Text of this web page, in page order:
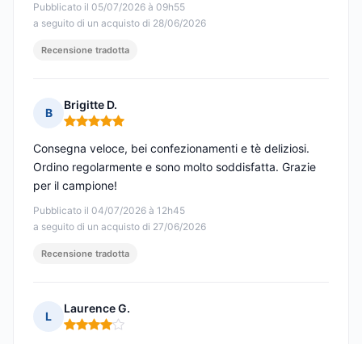
Pubblicato il 05/07/2026 à 09h55
a seguito di un acquisto di 28/06/2026
Recensione tradotta
B
Brigitte D.
Nota: 5 su 5
Pubblicato il 04/07/2026 à 12h45
a seguito di un acquisto di 27/06/2026
Consegna veloce, bei confezionamenti e tè deliziosi.
Ordino regolarmente e sono molto soddisfatta. Grazie
per il campione!
Recensione tradotta
L
Laurence G.
Nota: 4 su 5